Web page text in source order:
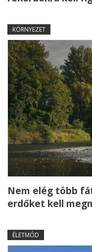
KÖRNYEZET
Nem elég több
erdőket kell
ÉLETMÓD